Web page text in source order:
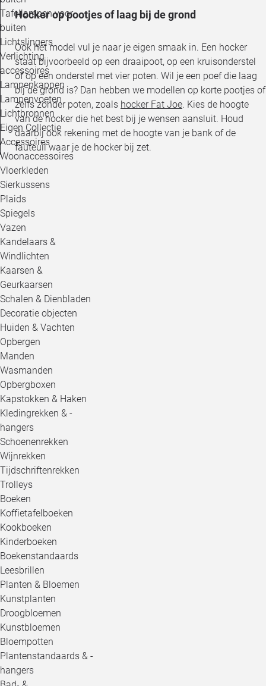
Tafellampen voor
buiten
Lichtslingers
Verlichting
accessoires
Lampenkappen
Lampenvoeten
Lichtbronnen
Eigen Collectie
Accessoires
Woonaccessoires
Vloerkleden
Sierkussens
Plaids
Spiegels
Vazen
Kandelaars &
Windlichten
Kaarsen &
Geurkaarsen
Schalen & Dienbladen
Decoratie objecten
Huiden & Vachten
Opbergen
Manden
Wasmanden
Opbergboxen
Kapstokken & Haken
Kledingrekken & -
hangers
Schoenenrekken
Wijnrekken
Tijdschriftenrekken
Trolleys
Boeken
Koffietafelboeken
Kookboeken
Kinderboeken
Boekenstandaards
Leesbrillen
Planten & Bloemen
Kunstplanten
Droogbloemen
Kunstbloemen
Bloempotten
Plantenstandaards & -
hangers
Hocker op pootjes of laag bij de grond
Ook het model vul je naar je eigen smaak in. Een hocker
staat bijvoorbeeld op een draaipoot, op een kruisonderstel
of op een onderstel met vier poten. Wil je een poef die laag
bij de grond is? Dan hebben we modellen op korte pootjes of
zelfs zonder poten, zoals hocker Fat Joe. Kies de hoogte
van de hocker die het best bij je wensen aansluit. Houd
daarbij ook rekening met de hoogte van je bank of de
fauteuil waar je de hocker bij zet.